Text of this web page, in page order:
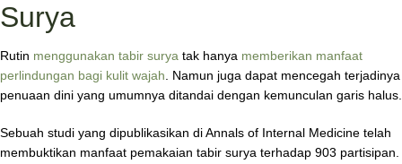
Surya
Rutin menggunakan tabir surya tak hanya memberikan manfaat
perlindungan bagi kulit wajah. Namun juga dapat mencegah terjadinya
penuaan dini yang umumnya ditandai dengan kemunculan garis halus.
Sebuah studi yang dipublikasikan di Annals of Internal Medicine telah
membuktikan manfaat pemakaian tabir surya terhadap 903 partisipan.